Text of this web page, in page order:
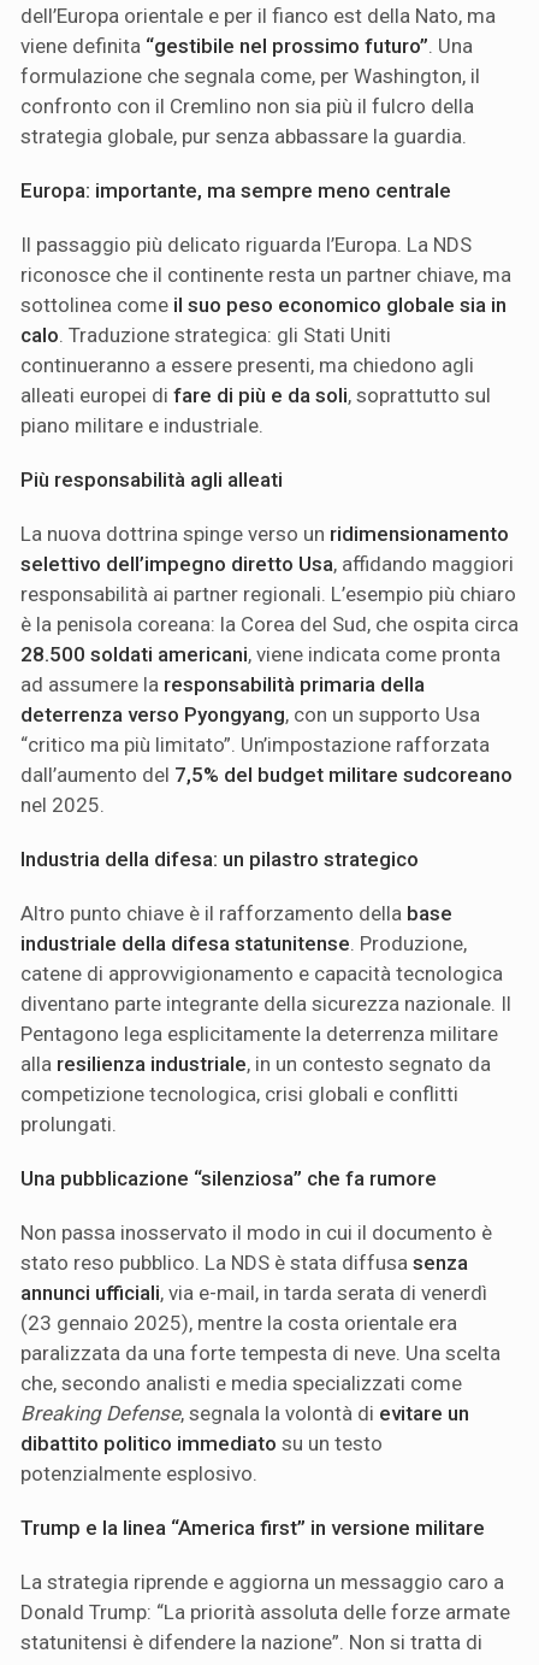
dell’Europa orientale e per il fianco est della Nato, ma
viene definita “gestibile nel prossimo futuro”. Una
formulazione che segnala come, per Washington, il
confronto con il Cremlino non sia più il fulcro della
strategia globale, pur senza abbassare la guardia.
Europa: importante, ma sempre meno centrale
Il passaggio più delicato riguarda l’Europa. La NDS
riconosce che il continente resta un partner chiave, ma
sottolinea come il suo peso economico globale sia in
calo. Traduzione strategica: gli Stati Uniti
continueranno a essere presenti, ma chiedono agli
alleati europei di fare di più e da soli, soprattutto sul
piano militare e industriale.
Più responsabilità agli alleati
La nuova dottrina spinge verso un ridimensionamento
selettivo dell’impegno diretto Usa, affidando maggiori
responsabilità ai partner regionali. L’esempio più chiaro
è la penisola coreana: la Corea del Sud, che ospita circa
28.500 soldati americani, viene indicata come pronta
ad assumere la responsabilità primaria della
deterrenza verso Pyongyang, con un supporto Usa
“critico ma più limitato”. Un’impostazione rafforzata
dall’aumento del 7,5% del budget militare sudcoreano
nel 2025.
Industria della difesa: un pilastro strategico
Altro punto chiave è il rafforzamento della base
industriale della difesa statunitense. Produzione,
catene di approvvigionamento e capacità tecnologica
diventano parte integrante della sicurezza nazionale. Il
Pentagono lega esplicitamente la deterrenza militare
alla resilienza industriale, in un contesto segnato da
competizione tecnologica, crisi globali e conflitti
prolungati.
Una pubblicazione “silenziosa” che fa rumore
Non passa inosservato il modo in cui il documento è
stato reso pubblico. La NDS è stata diffusa senza
annunci ufficiali, via e-mail, in tarda serata di venerdì
(23 gennaio 2025), mentre la costa orientale era
paralizzata da una forte tempesta di neve. Una scelta
che, secondo analisti e media specializzati come
Breaking Defense, segnala la volontà di evitare un
dibattito politico immediato su un testo
potenzialmente esplosivo.
Trump e la linea “America first” in versione militare
La strategia riprende e aggiorna un messaggio caro a
Donald Trump: “La priorità assoluta delle forze armate
statunitensi è difendere la nazione”. Non si tratta di